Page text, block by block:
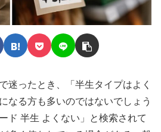
迷ったとき、「半生タイプはよく
なる方も多いのではないでしょう
ド 半生 よくない」と検索されて